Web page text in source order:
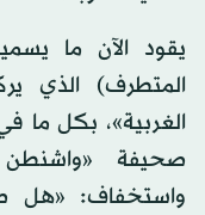
يقود الآن ما
المتطرف) الذي
الغربية»، بكل ما
صحيفة
واستخفاف: «هل